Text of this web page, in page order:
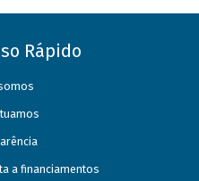
Rápido
a financiamentos